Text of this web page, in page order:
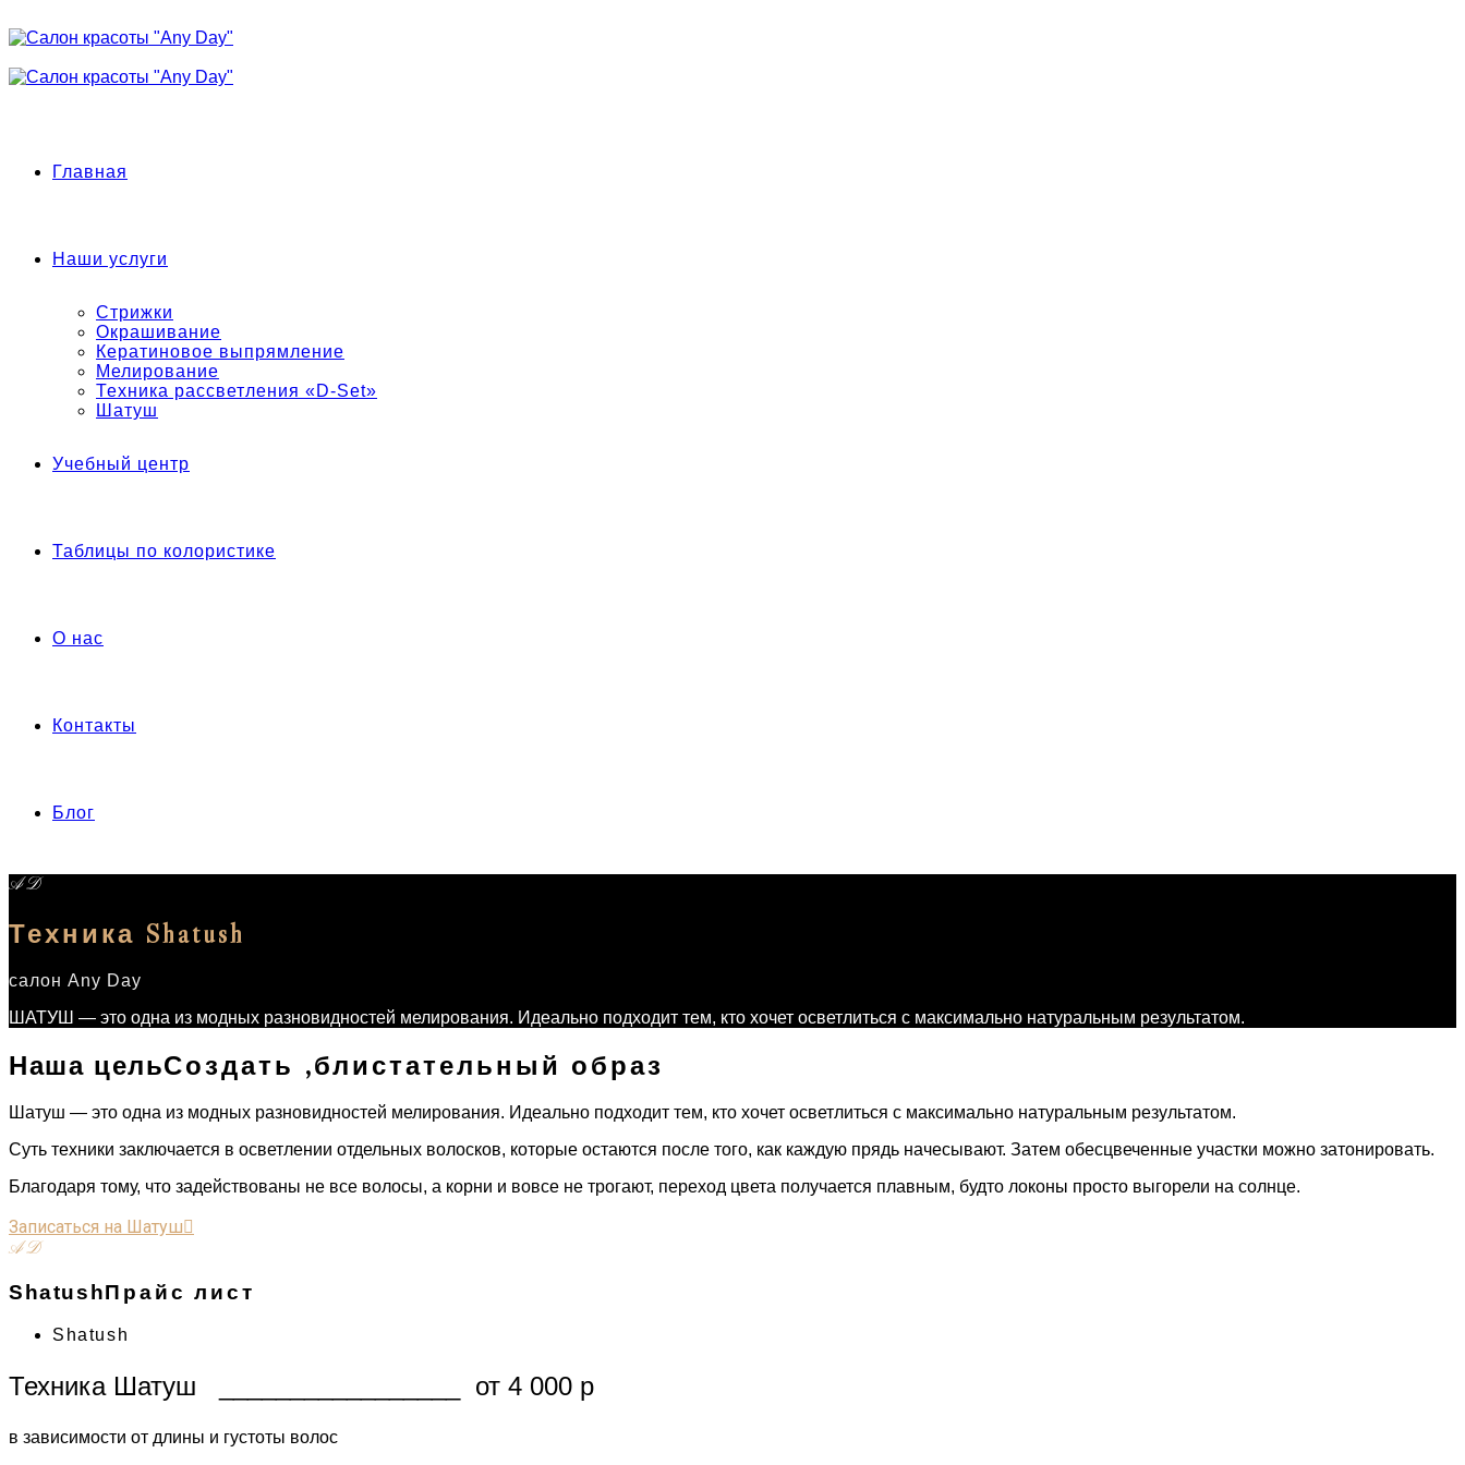
Главная
Наши услуги
Стрижки
Окрашивание
Кератиновое выпрямление
Мелирование
Техника рассветления «D-Set»
Шатуш
Учебный центр
Таблицы по колористике
О нас
Контакты
Блог
A D
Техника Shatush
салон Any Day
ШАТУШ — это одна из модных разновидностей мелирования. Идеально подходит тем, кто хочет осветлиться с максимально натуральным результатом.
Наша цельСоздать ,блистательный образ
Шатуш — это одна из модных разновидностей мелирования. Идеально подходит тем, кто хочет осветлиться с максимально натуральным результатом.
Суть техники заключается в осветлении отдельных волосков, которые остаются после того, как каждую прядь начесывают. Затем обесцвеченные участки можно затонировать.
Благодаря тому, что задействованы не все волосы, а корни и вовсе не трогают, переход цвета получается плавным, будто локоны просто выгорели на солнце.
Записаться на Шатуш
A D
ShatushПрайс лист
Shatush
Техника Шатуш _________________ от 4 000 р
в зависимости от длины и густоты волос